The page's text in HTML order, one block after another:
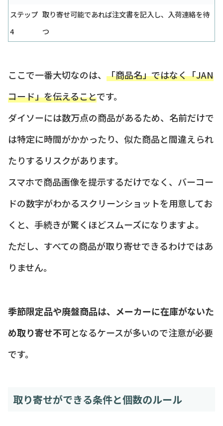
ステップ
4
取り寄せ可能であれば注文書を記入し、入荷連絡を待
つ
ここで一番大切なのは、 「商品名」ではなく「JAN
コード」を伝えることです。
ダイソーには数万点の商品があるため、名前だけで
は特定に時間がかかったり、似た商品と間違えられ
たりするリスクがあります。
スマホで商品画像を提示するだけでなく、バーコー
ドの数字がわかるスクリーンショットを用意してお
くと、手続きが驚くほどスムーズになりますよ。
ただし、すべての商品が取り寄せできるわけではあ
りません。
季節限定品や廃盤商品は、メーカーに在庫がないた
め取り寄せ不可となるケースが多いので注意が必要
です。
取り寄せができる条件と個数のルール